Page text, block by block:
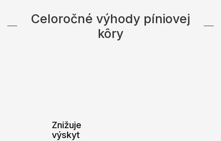
Celoročné výhody píniovej
kôry
Znižuje
výskyt